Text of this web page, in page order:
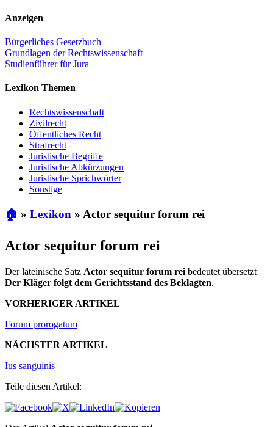
Anzeigen
Bürgerliches Gesetzbuch
Grundlagen der Rechtswissenschaft
Studienführer für Jura
Lexikon Themen
Rechtswissenschaft
Zivilrecht
Öffentliches Recht
Strafrecht
Juristische Begriffe
Juristische Abkürzungen
Juristische Sprichwörter
Sonstige
🏠 » Lexikon » Actor sequitur forum rei
Actor sequitur forum rei
Der lateinische Satz Actor sequitur forum rei bedeutet übersetzt
Der Kläger folgt dem Gerichtsstand des Beklagten.
VORHERIGER ARTIKEL
Forum prorogatum
NÄCHSTER ARTIKEL
Ius sanguinis
Teile diesen Artikel: